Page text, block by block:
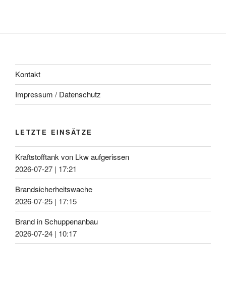
Kontakt
Impressum / Datenschutz
LETZTE EINSÄTZE
Kraftstofftank von Lkw aufgerissen
2026-07-27 | 17:21
Brandsicherheitswache
2026-07-25 | 17:15
Brand in Schuppenanbau
2026-07-24 | 10:17